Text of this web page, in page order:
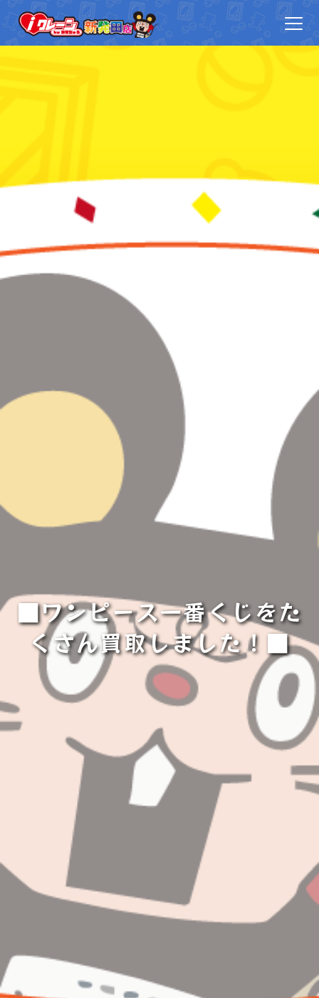
■ワンピース一番くじをた
くさん買取しました！■